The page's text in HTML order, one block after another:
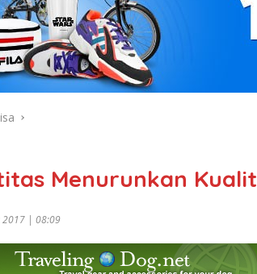
Menurunkan
2017 | 08:09